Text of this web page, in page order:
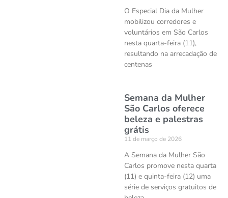
O Especial Dia da Mulher
mobilizou corredores e
voluntários em São Carlos
nesta quarta-feira (11),
resultando na arrecadação de
centenas
Semana da Mulher
São Carlos oferece
beleza e palestras
grátis
11 de março de 2026
A Semana da Mulher São
Carlos promove nesta quarta
(11) e quinta-feira (12) uma
série de serviços gratuitos de